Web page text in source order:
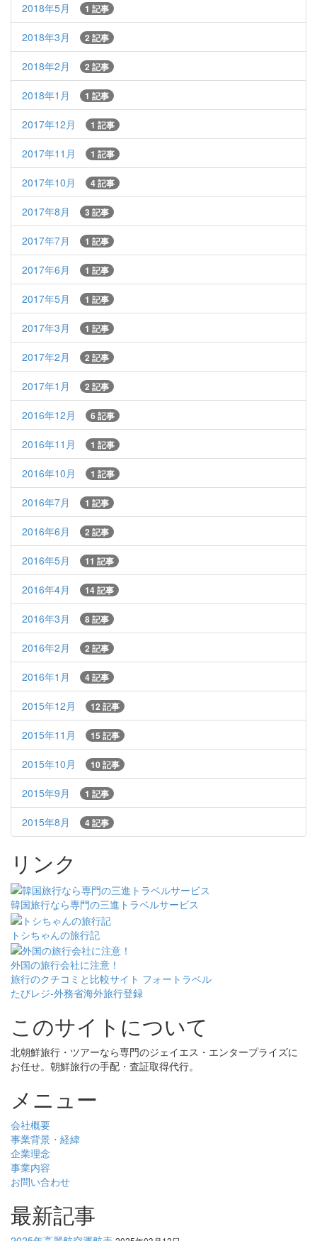
2018年5月 1 記事
2018年3月 2 記事
2018年2月 2 記事
2018年1月 1 記事
2017年12月 1 記事
2017年11月 1 記事
2017年10月 4 記事
2017年8月 3 記事
2017年7月 1 記事
2017年6月 1 記事
2017年5月 1 記事
2017年3月 1 記事
2017年2月 2 記事
2017年1月 2 記事
2016年12月 6 記事
2016年11月 1 記事
2016年10月 1 記事
2016年7月 1 記事
2016年6月 2 記事
2016年5月 11 記事
2016年4月 14 記事
2016年3月 8 記事
2016年2月 2 記事
2016年1月 4 記事
2015年12月 12 記事
2015年11月 15 記事
2015年10月 10 記事
2015年9月 1 記事
2015年8月 4 記事
リンク
韓国旅行なら専門の三進トラベルサービス
トシちゃんの旅行記
外国の旅行会社に注意！
旅行のクチコミと比較サイト フォートラベル
たびレジ-外務省海外旅行登録
このサイトについて
北朝鮮旅行・ツアーなら専門のジェイエス・エンタープライズに
お任せ。朝鮮旅行の手配・査証取得代行。
メニュー
会社概要
事業背景・経緯
企業理念
事業内容
お問い合わせ
最新記事